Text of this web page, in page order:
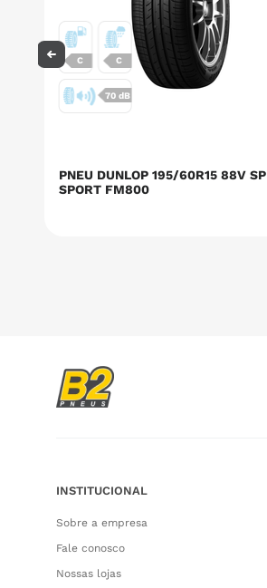
70 dB
C C
PNEU DUNLOP 195/60R15 88V SP
SPORT FM800
INSTITUCIONAL
Sobre a empresa
Fale conosco
Nossas lojas